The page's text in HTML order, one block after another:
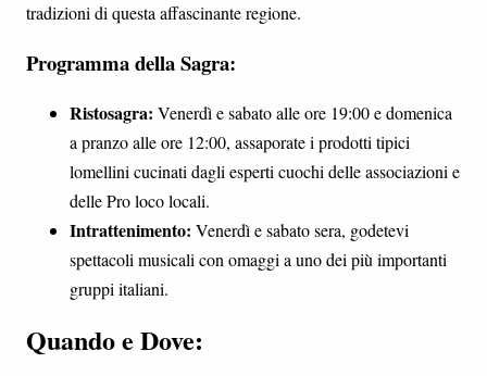
tradizioni di questa affascinante regione.
Programma della Sagra:
Ristosagra: Venerdì e sabato alle ore 19:00 e domenica
a pranzo alle ore 12:00, assaporate i prodotti tipici
lomellini cucinati dagli esperti cuochi delle associazioni e
delle Pro loco locali.
Intrattenimento: Venerdì e sabato sera, godetevi
spettacoli musicali con omaggi a uno dei più importanti
gruppi italiani.
Quando e Dove: